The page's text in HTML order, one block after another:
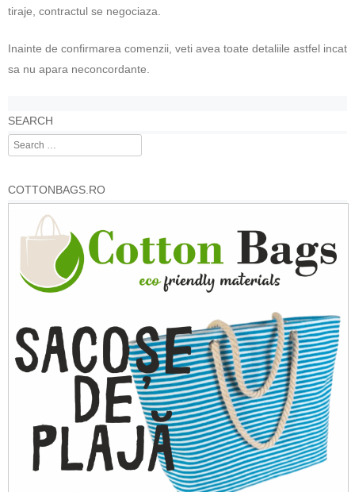
tiraje, contractul se negociaza.
Inainte de confirmarea comenzii, veti avea toate detaliile astfel incat
sa nu apara neconcordante.
SEARCH
Search
COTTONBAGS.RO